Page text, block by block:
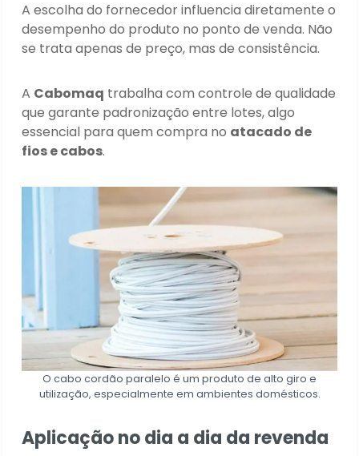
A escolha do fornecedor influencia diretamente o
desempenho do produto no ponto de venda. Não
se trata apenas de preço, mas de consistência.
A Cabomaq trabalha com controle de qualidade
que garante padronização entre lotes, algo
essencial para quem compra no atacado de
fios e cabos.
O cabo cordão paralelo é um produto de alto giro e
utilização, especialmente em ambientes domésticos.
Aplicação no dia a dia da revenda